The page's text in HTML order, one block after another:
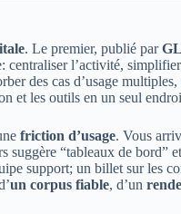
. Le premier, publié par
l’activité,
des cas d’usage
et les outils en un seul
friction d’usage. Vous
suggère “tableaux de bord”
support; un billet sur les
un corpus fiable, d’un